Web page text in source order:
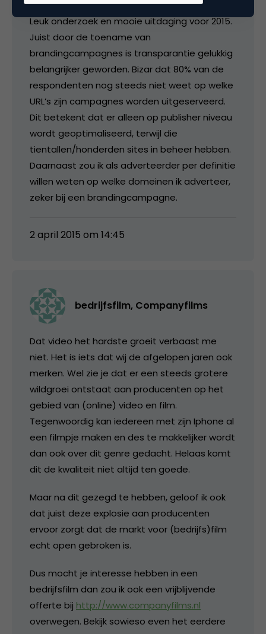
Leuk onderzoek en mooie uitdaging voor 2015.
Juist door de toename van
brandingcampagnes is transparantie gelukkig
belangrijker geworden. Bizar dat 80% van de
respondenten nog steeds niet weet op welke
URL’s zijn campagnes worden uitgeserveerd.
Dit betekent dat er alleen op publisher niveau
wordt geoptimaliseerd, terwijl die
tientallen/honderden sites in beheer hebben.
Daarnaast zou ik als adverteerder per definitie
willen weten op welke domeinen ik adverteer,
zeker bij een brandingcampagne.
2 april 2015 om 14:45
bedrijfsfilm, Companyfilms
Dat video het hardste groeit verbaast me
niet. Het is iets dat wij de afgelopen jaren ook
merken. Wel zie je dat er een steeds grotere
wildgroei ontstaat aan producenten op het
gebied van (online) video en film.
Tegenwoordig kan iedereen met zijn Iphone al
een filmpje maken en des te makkelijker wordt
dan ook over dit genre gedacht. Helaas komt
dit de kwaliteit niet altijd ten goede.
Maar na dit gezegd te hebben, geloof ik ook
dat juist deze explosie aan producenten
ervoor zorgt dat de markt voor (bedrijfs)film
echt open gebroken is.
Dus mocht je interesse hebben in een
bedrijfsfilm dan zou ik ook een vrijblijvende
offerte bij http://www.companyfilms.nl
overwegen. Bekijk sowieso even het eerdere